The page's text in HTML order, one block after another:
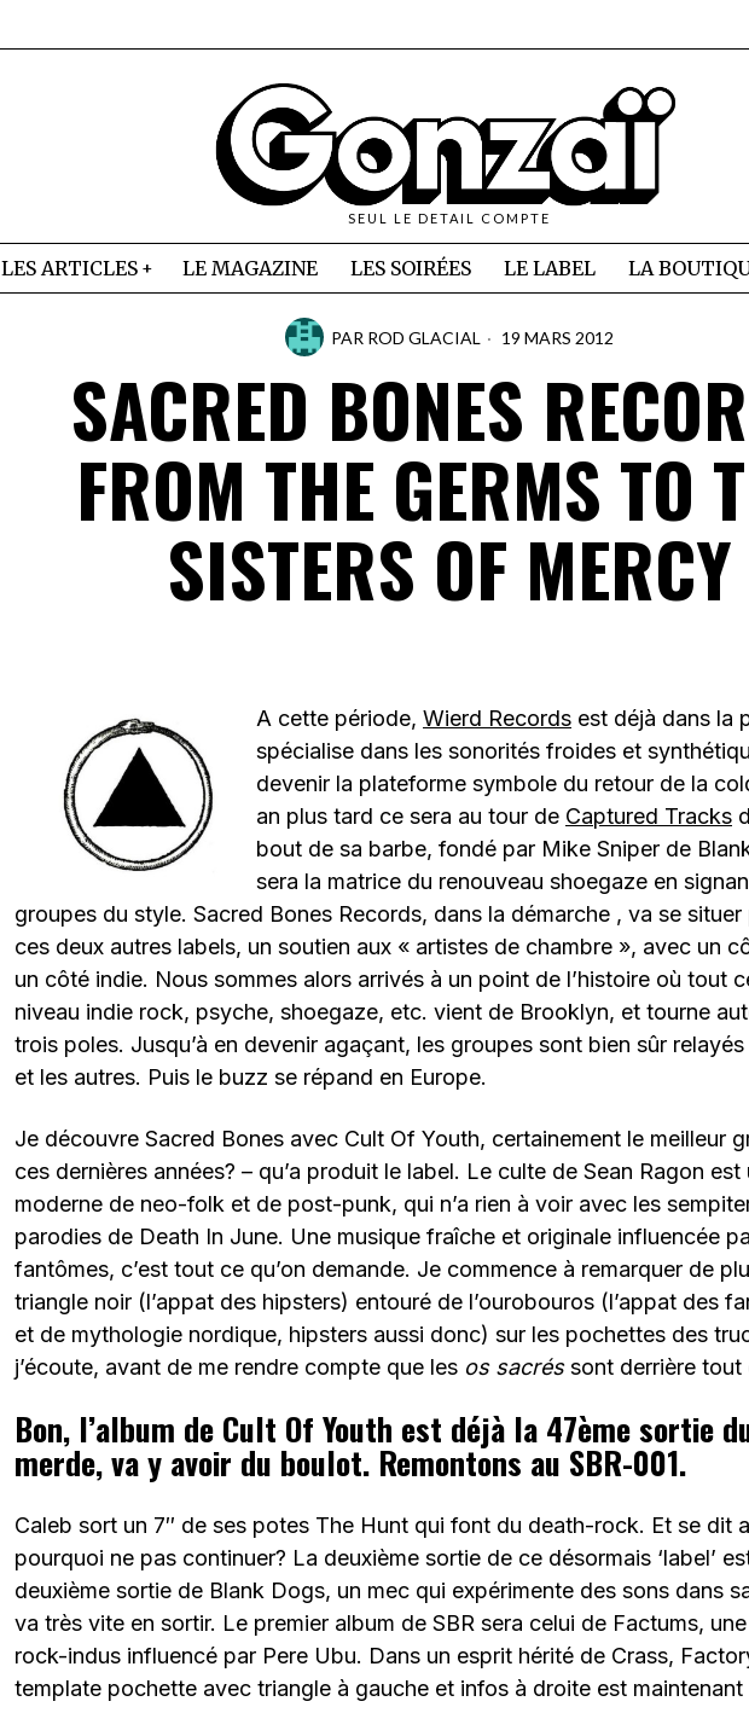
SEUL LE DETAIL COMPTE
LES ARTICLES LE MAGAZINE LES SOIRÉES LE LABEL LA
PAR ROD GLACIAL 19 MARS 2012
SACRED BONES
FROM THE GERMS TO
SISTERS OF MERCY
A cette période, Wierd Records est déjà dans la
spécialise dans les sonorités froides et
devenir la plateforme symbole du retour de la
an plus tard ce sera au tour de Captured Tracks
bout de sa barbe, fondé par Mike Sniper de
sera la matrice du renouveau shoegaze en
groupes du style. Sacred Bones Records, dans la démarche , va se
ces deux autres labels, un soutien aux « artistes de chambre », avec un
un côté indie. Nous sommes alors arrivés à un point de l’histoire où tout
niveau indie rock, psyche, shoegaze, etc. vient de Brooklyn, et tourne
trois poles. Jusqu’à en devenir agaçant, les groupes sont bien sûr
et les autres. Puis le buzz se répand en Europe.
Je découvre Sacred Bones avec Cult Of Youth, certainement le meilleur
ces dernières années? – qu’a produit le label. Le culte de Sean Ragon
moderne de neo-folk et de post-punk, qui n’a rien à voir avec les
parodies de Death In June. Une musique fraîche et originale influencée
fantômes, c’est tout ce qu’on demande. Je commence à remarquer de
triangle noir (l’appat des hipsters) entouré de l’ourobouros (l’appat des
et de mythologie nordique, hipsters aussi donc) sur les pochettes des
j’écoute, avant de me rendre compte que les os sacréssont derrière tout
Bon, l’album de Cult Of Youth est déjà la 47ème sortie
merde, va y avoir du boulot. Remontons au SBR-001.
Caleb sort un 7″ de ses potes The Hunt qui font du death-rock. Et se dit
pourquoi ne pas continuer? La deuxième sortie de ce désormais ‘label’
deuxième sortie de Blank Dogs, un mec qui expérimente des sons dans
va très vite en sortir. Le premier album de SBR sera celui de Factums,
rock-indus influencé par Pere Ubu. Dans un esprit hérité de Crass,
template pochette avec triangle à gauche et infos à droite est maintenant